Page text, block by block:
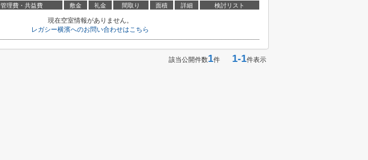
管理費・共益費 敷金 礼金 間取り 面積 詳細 検討リスト
現在空室情報がありません。
レガシー横濱へのお問い合わせはこちら
該当公開件数1件 1-1件表示